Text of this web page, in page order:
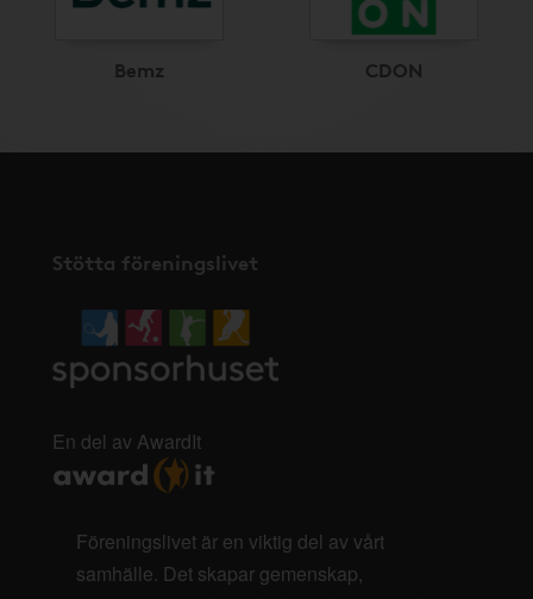
Bemz CDON
Stötta föreningslivet
En del av AwardIt
Föreningslivet är en viktig del av vårt
samhälle. Det skapar gemenskap,